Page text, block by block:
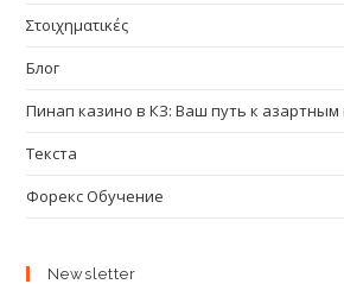
Στοιχηματικές
Блог
Пинап казино в КЗ: Ваш путь к
Текста
Форекс Обучение
Newsletter